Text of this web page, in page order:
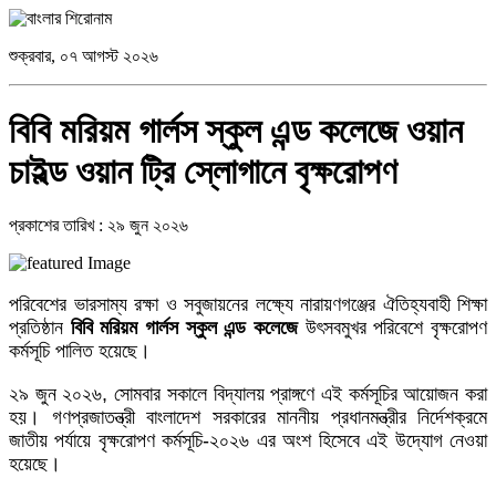
শুক্রবার, ০৭ আগস্ট ২০২৬
বিবি মরিয়ম গার্লস স্কুল এন্ড কলেজে ওয়ান
চাইল্ড ওয়ান ট্রি স্লোগানে বৃক্ষরোপণ
প্রকাশের তারিখ : ২৯ জুন ২০২৬
পরিবেশের ভারসাম্য রক্ষা ও সবুজায়নের লক্ষ্যে নারায়ণগঞ্জের ঐতিহ্যবাহী শিক্ষা
প্রতিষ্ঠান বিবি মরিয়ম গার্লস স্কুল এন্ড কলেজে উৎসবমুখর পরিবেশে বৃক্ষরোপণ
কর্মসূচি পালিত হয়েছে।
​২৯ জুন ২০২৬, সোমবার সকালে বিদ্যালয় প্রাঙ্গণে এই কর্মসূচির আয়োজন করা
হয়। গণপ্রজাতন্ত্রী বাংলাদেশ সরকারের মাননীয় প্রধানমন্ত্রীর নির্দেশক্রমে
জাতীয় পর্যায়ে বৃক্ষরোপণ কর্মসূচি-২০২৬ এর অংশ হিসেবে এই উদ্যোগ নেওয়া
হয়েছে।